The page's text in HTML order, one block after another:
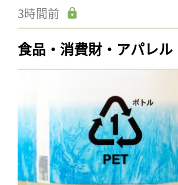
3時間前
食品・消費財・アパレル